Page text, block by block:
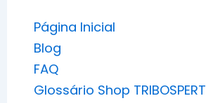
Página Inicial
Blog
FAQ
Glossário Shop TRIBOSPERT